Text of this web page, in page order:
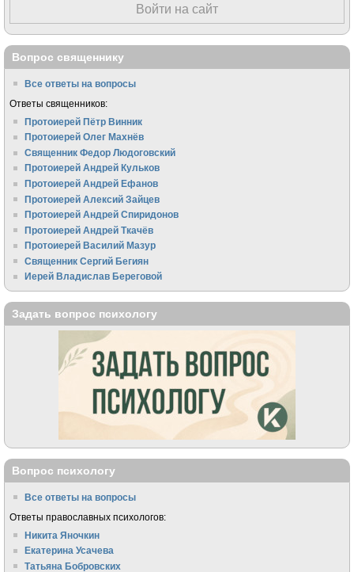
Войти на сайт
Вопрос священнику
Все ответы на вопросы
Ответы священников:
Протоиерей Пётр Винник
Протоиерей Олег Махнёв
Священник Федор Людоговский
Протоиерей Андрей Кульков
Протоиерей Андрей Ефанов
Протоиерей Алексий Зайцев
Протоиерей Андрей Спиридонов
Протоиерей Андрей Ткачёв
Протоиерей Василий Мазур
Священник Сергий Бегиян
Иерей Владислав Береговой
Задать вопрос психологу
Вопрос психологу
Все ответы на вопросы
Ответы православных психологов:
Никита Яночкин
Екатерина Усачева
Татьяна Бобровских